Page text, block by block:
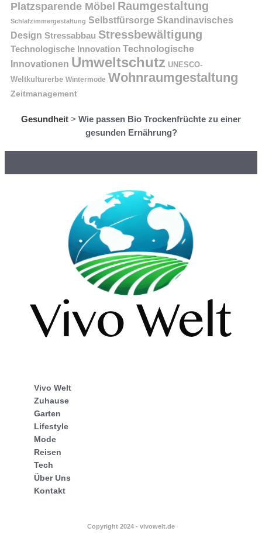
Platzsparende Möbel Raumgestaltung
Schlafzimmergestaltung Selbstfürsorge Skandinavisches
Design Stressabbau Stressbewältigung
Technologische Innovation Technologische
Innovationen Umweltschutz UNESCO-
Weltkulturerbe Wintermode Wohnraumgestaltung
Zeitmanagement
Gesundheit > Wie passen Bio Trockenfrüchte zu einer
gesunden Ernährung?
Vivo Welt
Zuhause
Garten
Lifestyle
Mode
Reisen
Tech
Über Uns
Kontakt
Copyright 2024 - vivowelt.de